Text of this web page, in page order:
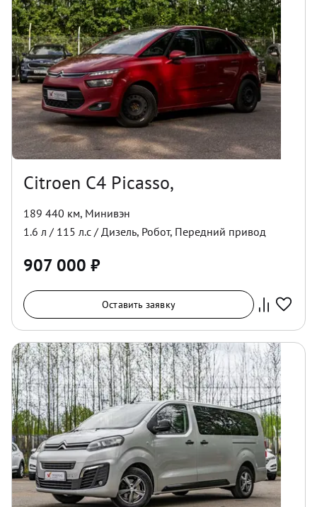
Citroen C4 Picasso,
189 440 км, Минивэн
1.6 л / 115 л.с / Дизель, Робот, Передний привод
907 000 ₽
Оставить заявку